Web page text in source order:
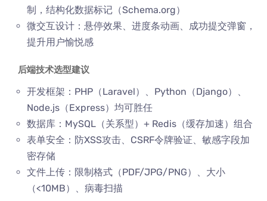
制，结构化数据标记（Schema.org）
微交互设计：悬停效果、进度条动画、成功提交弹窗，
提升用户愉悦感
后端技术选型建议
开发框架：PHP（Laravel）、Python（Django）、
Node.js（Express）均可胜任
数据库：MySQL（关系型）+ Redis（缓存加速）组合
表单安全：防XSS攻击、CSRF令牌验证、敏感字段加
密存储
文件上传：限制格式（PDF/JPG/PNG）、大小
（<10MB）、病毒扫描